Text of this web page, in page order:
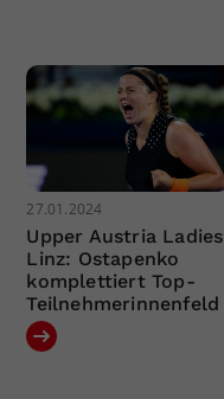
27.01.2024
Upper Austria Ladies
Linz: Ostapenko
komplettiert Top-
Teilnehmerinnenfeld